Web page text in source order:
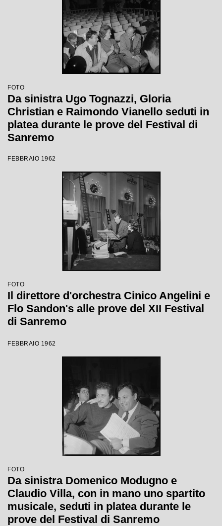
FOTO
Da sinistra Ugo Tognazzi, Gloria
Christian e Raimondo Vianello seduti in
platea durante le prove del Festival di
Sanremo
FEBBRAIO 1962
FOTO
Il direttore d'orchestra Cinico Angelini e
Flo Sandon's alle prove del XII Festival
di Sanremo
FEBBRAIO 1962
FOTO
Da sinistra Domenico Modugno e
Claudio Villa, con in mano uno spartito
musicale, seduti in platea durante le
prove del Festival di Sanremo